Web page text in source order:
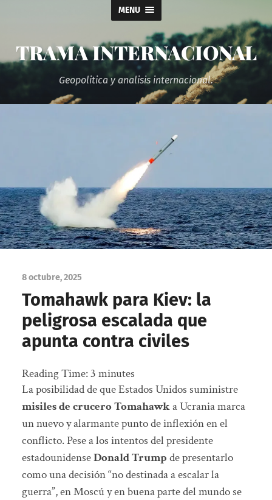
MENU
TRAMA INTERNACIONAL
Geopolitica y analisis internacional.
8 octubre, 2025
Tomahawk para Kiev: la
peligrosa escalada que
apunta contra civiles
Reading Time:3 minutes
La posibilidad de que Estados Unidos suministre
misiles de crucero Tomahawka Ucrania marca
un nuevo y alarmante punto de inflexión en el
conflicto. Pese a los intentos del presidente
estadounidenseDonald Trump de presentarlo
como una decisión “no destinada a escalar la
guerra”, en Moscú y en buena parte del mundo se